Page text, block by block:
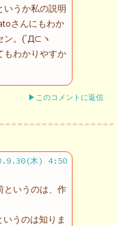
いうか私の説明
さんにもわか
ン。(´Д⊂ヽ
もわかりやすか
▶このコメントに返信
木) 4:50
というのは、作
うのは知りま